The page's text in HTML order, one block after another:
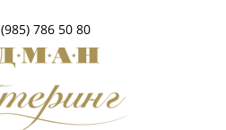
786 50 80